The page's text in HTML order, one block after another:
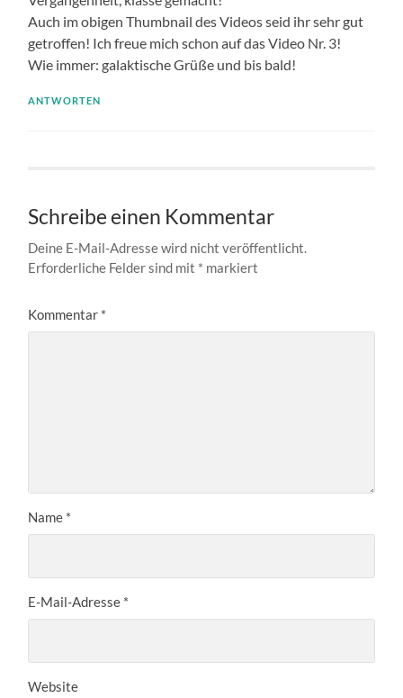
Auch im obigen Thumbnail des Videos seid ihr sehr gut
getroffen! Ich freue mich schon auf das Video Nr. 3!
Wie immer: galaktische Grüße und bis bald!
ANTWORTEN
Schreibe einen Kommentar
Deine E-Mail-Adresse wird nicht veröffentlicht.
Erforderliche Felder sind mit * markiert
Kommentar *
Name *
E-Mail-Adresse *
Website